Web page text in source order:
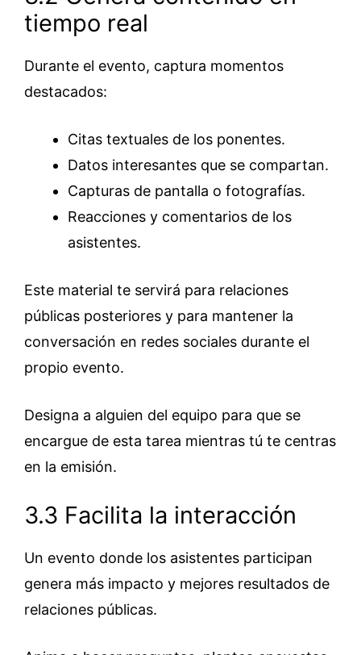
tiempo real
Durante el evento, captura momentos
destacados:
Citas textuales de los ponentes.
Datos interesantes que se compartan.
Capturas de pantalla o fotografías.
Reacciones y comentarios de los
asistentes.
Este material te servirá para relaciones
públicas posteriores y para mantener la
conversación en redes sociales durante el
propio evento.
Designa a alguien del equipo para que se
encargue de esta tarea mientras tú te centras
en la emisión.
3.3 Facilita la interacción
Un evento donde los asistentes participan
genera más impacto y mejores resultados de
relaciones públicas.